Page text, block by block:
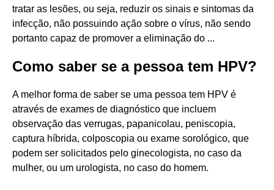
tratar as lesões, ou seja, reduzir os sinais e sintomas da
infecção, não possuindo ação sobre o vírus, não sendo
portanto capaz de promover a eliminação do ...
Como saber se a pessoa tem HPV?
A melhor forma de saber se uma pessoa tem HPV é
através de exames de diagnóstico que incluem
observação das verrugas, papanicolau, peniscopia,
captura híbrida, colposcopia ou exame sorológico, que
podem ser solicitados pelo ginecologista, no caso da
mulher, ou um urologista, no caso do homem.